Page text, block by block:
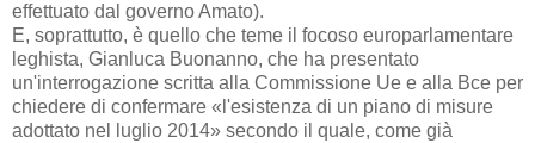
effettuato dal governo Amato).
E, soprattutto, è quello che teme il focoso europarlamentare
leghista, Gianluca Buonanno, che ha presentato
un'interrogazione scritta alla Commissione Ue e alla Bce per
chiedere di confermare «l'esistenza di un piano di misure
adottato nel luglio 2014» secondo il quale, come già